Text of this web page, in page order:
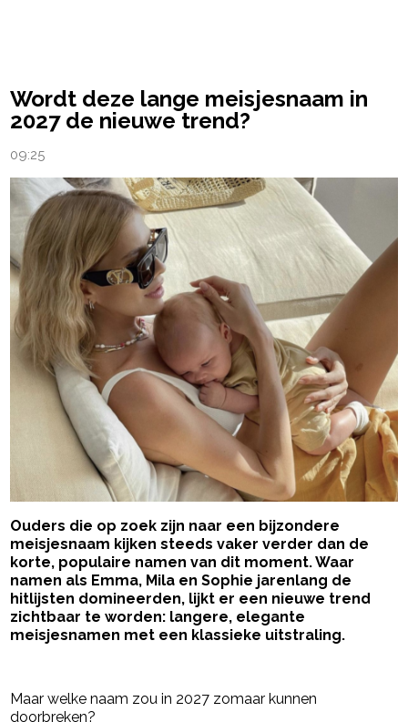
Wordt deze lange meisjesnaam in
2027 de nieuwe trend?
09:25
Ouders die op zoek zijn naar een bijzondere
meisjesnaam kijken steeds vaker verder dan de
korte, populaire namen van dit moment. Waar
namen als Emma, Mila en Sophie jarenlang de
hitlijsten domineerden, lijkt er een nieuwe trend
zichtbaar te worden: langere, elegante
meisjesnamen met een klassieke uitstraling.
Maar welke naam zou in 2027 zomaar kunnen
doorbreken?